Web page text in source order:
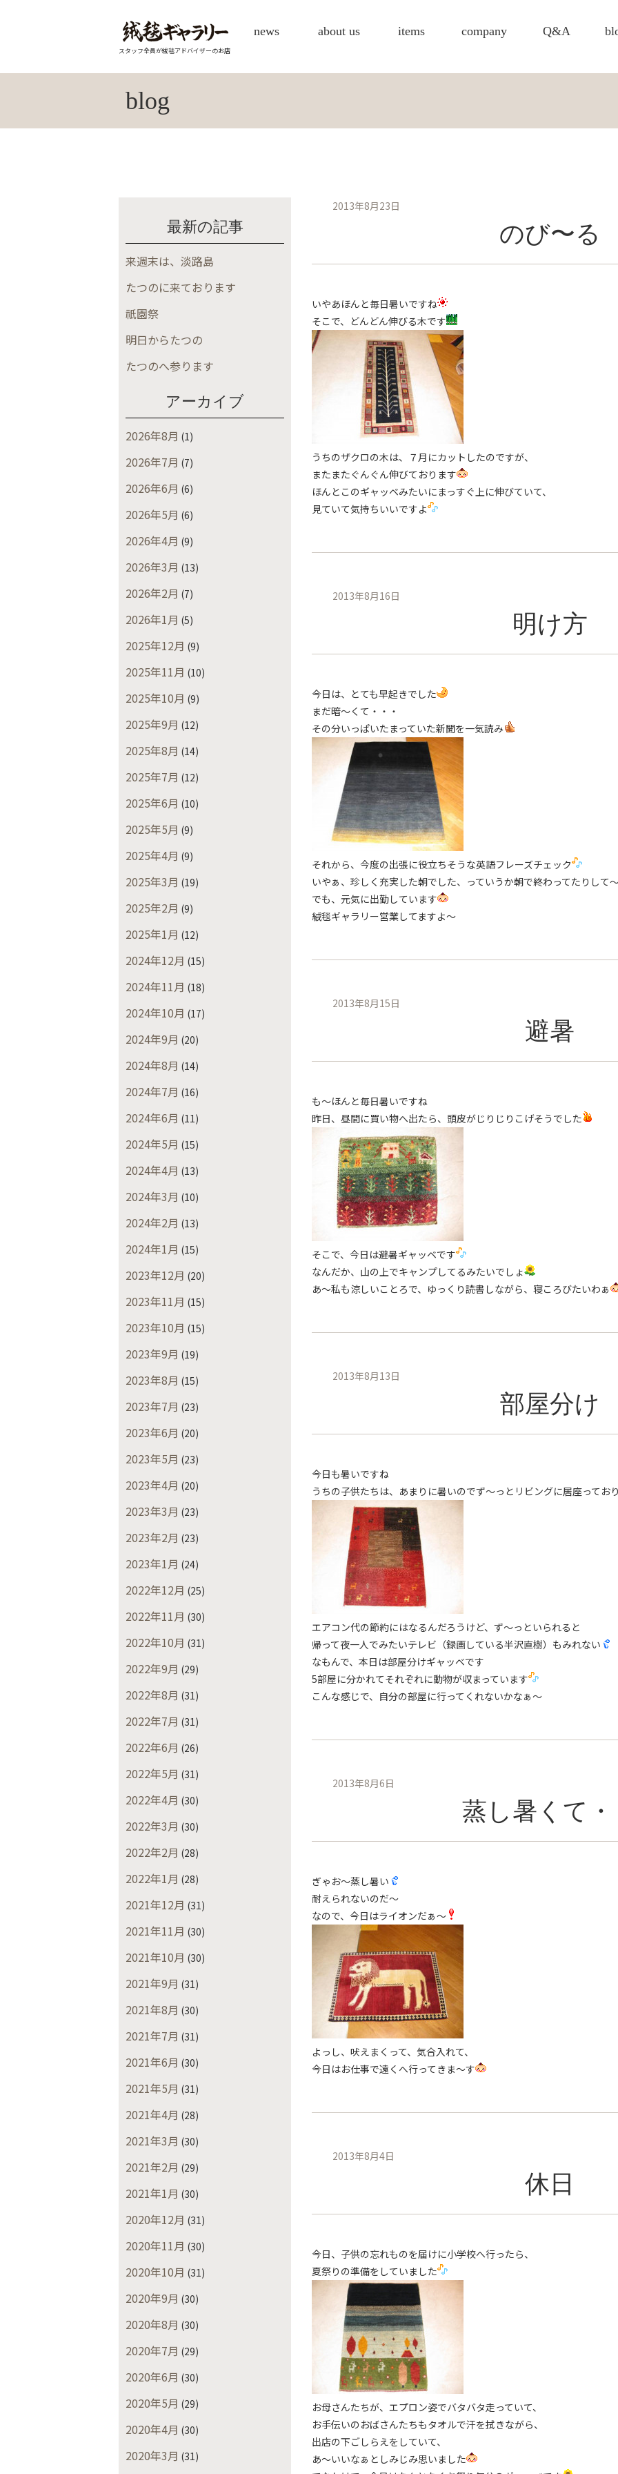
スタッフ全員が絨毯アドバイザーのお店
news about us items company Q&A
blog
最新の記事
来週末は、淡路島
たつのに来ております
祇園祭
明日からたつの
たつのへ参ります
アーカイブ
2026年8月 (1)
2026年7月 (7)
2026年6月 (6)
2026年5月 (6)
2026年4月 (9)
2026年3月 (13)
2026年2月 (7)
2026年1月 (5)
2025年12月 (9)
2025年11月 (10)
2025年10月 (9)
2025年9月 (12)
2025年8月 (14)
2025年7月 (12)
2025年6月 (10)
2025年5月 (9)
2025年4月 (9)
2025年3月 (19)
2025年2月 (9)
2025年1月 (12)
2024年12月 (15)
2024年11月 (18)
2024年10月 (17)
2024年9月 (20)
2024年8月 (14)
2024年7月 (16)
2024年6月 (11)
2024年5月 (15)
2024年4月 (13)
2024年3月 (10)
2024年2月 (13)
2024年1月 (15)
2023年12月 (20)
2023年11月 (15)
2023年10月 (15)
2023年9月 (19)
2023年8月 (15)
2023年7月 (23)
2023年6月 (20)
2023年5月 (23)
2023年4月 (20)
2023年3月 (23)
2023年2月 (23)
2023年1月 (24)
2022年12月 (25)
2022年11月 (30)
2022年10月 (31)
2022年9月 (29)
2022年8月 (31)
2022年7月 (31)
2022年6月 (26)
2022年5月 (31)
2022年4月 (30)
2022年3月 (30)
2022年2月 (28)
2022年1月 (28)
2021年12月 (31)
2021年11月 (30)
2021年10月 (30)
2021年9月 (31)
2021年8月 (30)
2021年7月 (31)
2021年6月 (30)
2021年5月 (31)
2021年4月 (28)
2021年3月 (30)
2021年2月 (29)
2021年1月 (30)
2020年12月 (31)
2020年11月 (30)
2020年10月 (31)
2020年9月 (30)
2020年8月 (30)
2020年7月 (29)
2020年6月 (30)
2020年5月 (29)
2020年4月 (30)
2020年3月 (31)
2013年8月23日
のび〜る
いやあほんと毎日暑いですね
そこで、どんどん伸びる木です
うちのザクロの木は、７月にカットしたのですが、
またまたぐんぐん伸びております
ほんとこのギャッベみたいにまっすぐ上に伸びていて、
見ていて気持ちいいですよ
2013年8月16日
明け方
今日は、とても早起きでした
まだ暗〜くて・・・
その分いっぱいたまっていた新聞を一気読み
それから、今度の出張に役立ちそうな英語フレーズチェック
いやぁ、珍しく充実した朝でした、っていうか朝で終わってたりして
でも、元気に出勤しています
絨毯ギャラリー営業してますよ〜
2013年8月15日
避暑
も〜ほんと毎日暑いですね
昨日、昼間に買い物へ出たら、頭皮がじりじりこげそうでした
そこで、今日は避暑ギャッベです
なんだか、山の上でキャンプしてるみたいでしょ
あ〜私も涼しいことろで、ゆっくり読書しながら、寝ころびたいわぁ
2013年8月13日
部屋分け
今日も暑いですね
うちの子供たちは、あまりに暑いのでず〜っとリビングに居座ってお
エアコン代の節約にはなるんだろうけど、ず〜っといられると
帰って夜一人でみたいテレビ（録画している半沢直樹）もみれない
なもんで、本日は部屋分けギャッベです
5部屋に分かれてそれぞれに動物が収まっています
こんな感じで、自分の部屋に行ってくれないかなぁ〜
2013年8月6日
蒸し暑くて
ぎゃお〜蒸し暑い
耐えられないのだ〜
なので、今日はライオンだぁ〜
よっし、吠えまくって、気合入れて、
今日はお仕事で遠くへ行ってきま〜す
2013年8月4日
休日
今日、子供の忘れものを届けに小学校へ行ったら、
夏祭りの準備をしていました
お母さんたちが、エプロン姿でバタバタ走っていて、
お手伝いのおばさんたちもタオルで汗を拭きながら、
出店の下ごしらえをしていて、
あ〜いいなぁとしみじみ思いました